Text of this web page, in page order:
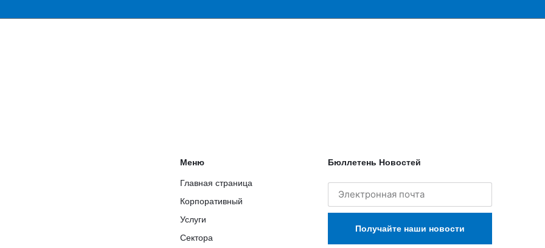
Меню
Главная страница
Корпоративный
Услуги
Сектора
Бюллетень Новостей
Получайте наши новости